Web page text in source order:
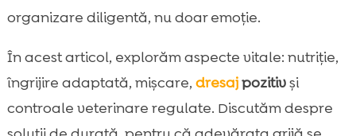
 Îngrijire externă pentru câini sensibili: Chloé
 Mișcarea, joaca și stimularea mentală:
valori precum răbdarea și implicarea
 Educația și dresajul pozitiv: cum arătăm
respect și autocontrol
organizare diligentă, nu doar emoție.
În acest articol, explorăm aspecte vitale: nutriție,
îngrijire adaptată, mișcare, dresajpozitivși
controale veterinare regulate. Discutăm despre